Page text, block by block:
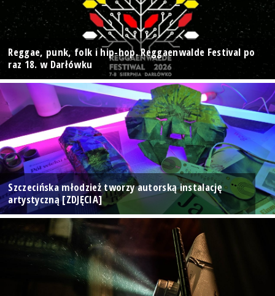
Reggae, punk, folk i hip-hop. Reggaenwalde Festival po
raz 18. w Darłówku
Szczecińska młodzież tworzy autorską instalację
artystyczną [ZDJĘCIA]